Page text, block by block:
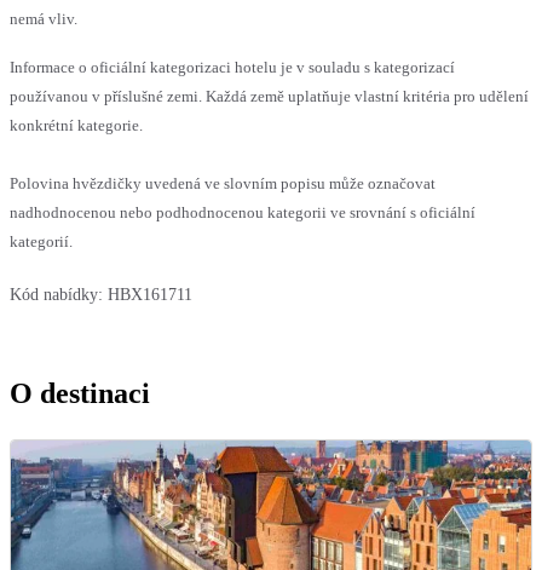
nemá vliv.
Informace o oficiální kategorizaci hotelu je v souladu s kategorizací
používanou v příslušné zemi. Každá země uplatňuje vlastní kritéria pro udělení
konkrétní kategorie.
Polovina hvězdičky uvedená ve slovním popisu může označovat
nadhodnocenou nebo podhodnocenou kategorii ve srovnání s oficiální
kategorií.
Kód nabídky: HBX161711
O destinaci